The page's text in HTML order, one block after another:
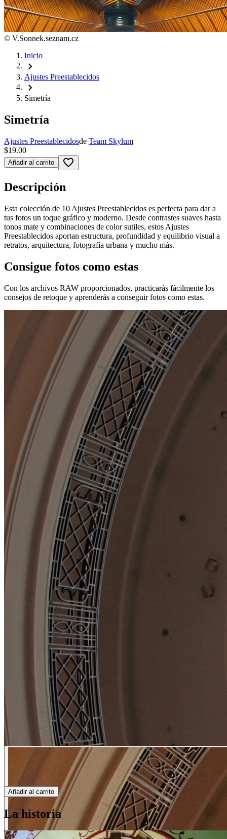
© V.Sonnek.seznam.cz
Inicio
chevron_right
Ajustes Preestablecidos
chevron_right
Simetría
Simetría
Ajustes Preestablecidosde Team Skylum
$19.00
Añadir al carrito favorite_border
Descripción
Esta colección de 10 Ajustes Preestablecidos es perfecta para dar a
tus fotos un toque gráfico y moderno. Desde contrastes suaves hasta
tonos mate y combinaciones de color sutiles, estos Ajustes
Preestablecidos aportan estructura, profundidad y equilibrio visual a
retratos, arquitectura, fotografía urbana y mucho más.
Consigue fotos como estas
Con los archivos RAW proporcionados, practicarás fácilmente los
consejos de retoque y aprenderás a conseguir fotos como estas.
Añadir al carrito
La historia